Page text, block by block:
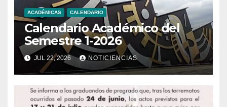
ACADÉMICAS CALENDARIO
Calendario Académico del
Semestre 1-2026
JUL 22, 2026 NOTICIENCIAS